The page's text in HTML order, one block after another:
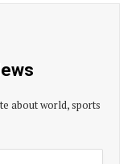
about world, sports